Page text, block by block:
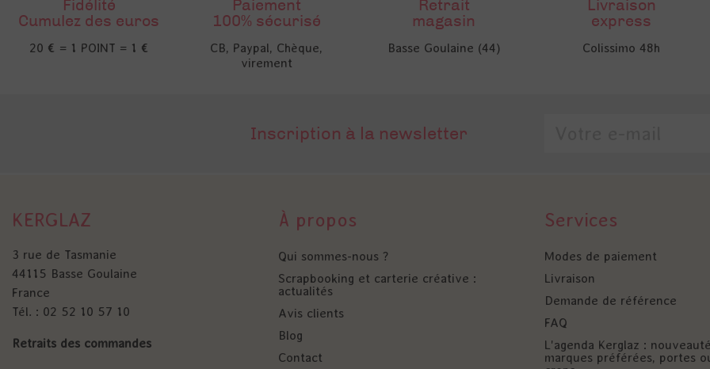
Fidélité
Cumulez des euros
20 € = 1 POINT = 1 €
Paiement
100% sécurisé
CB, Paypal, Chèque,
virement
Retrait
magasin
Basse Goulaine (44)
Livraison
express
Colissimo 48h
Inscription à la newsletter
KERGLAZ
3 rue de Tasmanie
44115 Basse Goulaine
France
Tél. : 02 52 10 57 10
Retraits des commandes
À propos
Qui sommes-nous ?
Scrapbooking et carterie créative :
actualités
Avis clients
Blog
Contact
Services
Modes de paiement
Livraison
Demande de référence
FAQ
L'agenda Kerglaz :
marques préférées, portes